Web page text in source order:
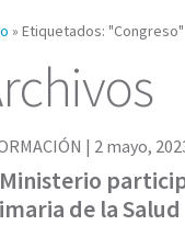
» Etiquetados: "Congreso"
| 2 mayo,
de la Salud